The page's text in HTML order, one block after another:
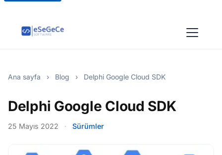
Ana sayfa › Blog › Delphi Google Cloud SDK
Delphi Google Cloud SDK
25 Mayıs 2022 · Sürümler